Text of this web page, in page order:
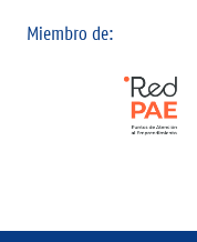
Miembro de: